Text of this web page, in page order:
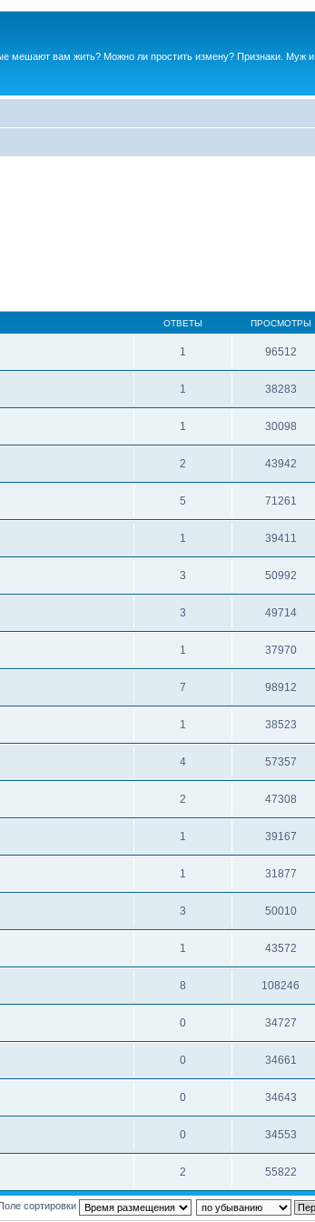
мешают вам жить? Можно ли простить измену? Признаки. Муж и
ОТВЕТЫ ПРОСМОТРЫ
1 96512
1 38283
1 30098
2 43942
5 71261
1 39411
3 50992
3 49714
1 37970
7 98912
1 38523
4 57357
2 47308
1 39167
1 31877
3 50010
1 43572
8 108246
0 34727
0 34661
0 34643
0 34553
2 55822
Поле сортировки